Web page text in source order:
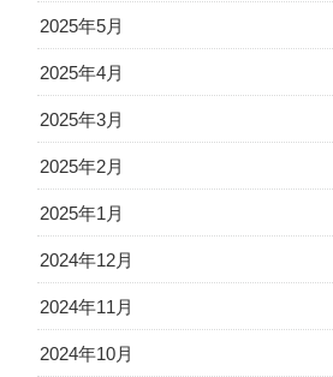
2025年5月
2025年4月
2025年3月
2025年2月
2025年1月
2024年12月
2024年11月
2024年10月